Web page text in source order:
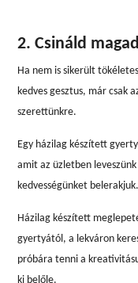
2. Csináld
Ha nem is sikerült
kedves gesztus, már csak
szerettünkre.
Egy házilag készített
amit az üzletben
kedvességünket belerakjuk.
Házilag készített
gyertyától, a lekváron
próbára tenni a
ki belőle.